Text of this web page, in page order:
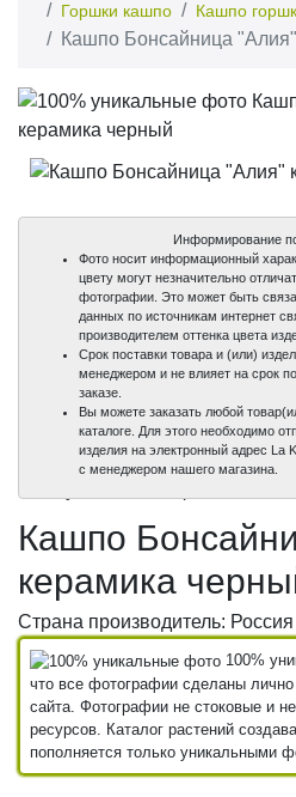
Горшки кашпо
Кашпо
Кашпо Бонсайница
100%
Информирование
Фото носит информационный
цвету могут незначительно
фотографии. Это может быть
данных по источникам интернет
производителем оттенка цвета
Срок поставки товара и (или)
менеджером и не влияет на срок
заказе.
Вы можете заказать любой
каталоге. Для этого необходимо
изделия на электронный адрес La
с менеджером нашего магазина.
Кашпо
керамика
Страна производитель: Россия
100%
что все фотографии сделаны
сайта. Фотографии не стоковые и
ресурсов. Каталог растений
пополняется только уникальными